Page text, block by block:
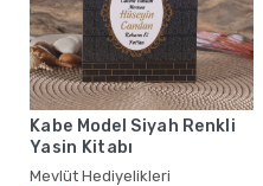
Kabe Model Siyah Renkli
Yasin Kitabı
Mevlüt Hediyelikleri